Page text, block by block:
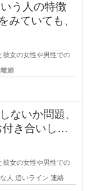
う人の特徴
みていても、
彼女の女性や男性での
離婚
ないか問題、
彼女の女性や男性での
人 追いライン 連絡